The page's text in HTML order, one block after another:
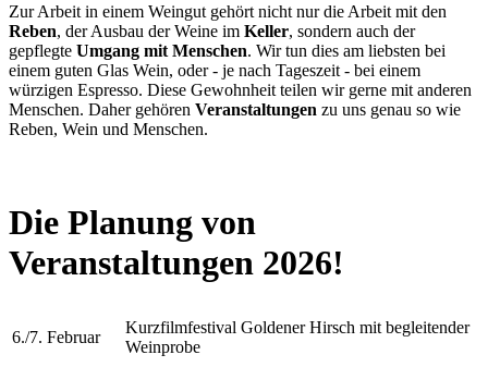
Zur Arbeit in einem Weingut gehört nicht nur die Arbeit mit den
Reben, der Ausbau der Weine im Keller, sondern auch der
gepflegte Umgang mit Menschen. Wir tun dies am liebsten bei
einem guten Glas Wein, oder - je nach Tageszeit - bei einem
würzigen Espresso. Diese Gewohnheit teilen wir gerne mit anderen
Menschen. Daher gehören Veranstaltungen zu uns genau so wie
Reben, Wein und Menschen.
Die Planung von
Veranstaltungen 2026!
6./7. Februar
Kurzfilmfestival Goldener Hirsch mit begleitender
Weinprobe